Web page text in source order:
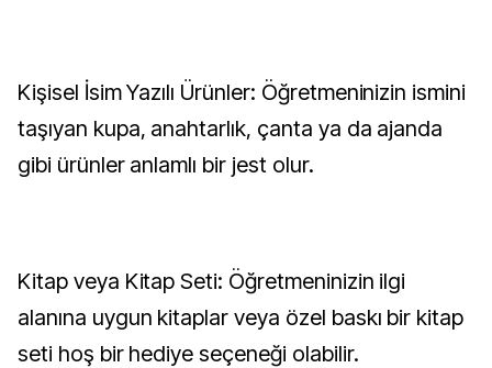
Kişisel İsim Yazılı Ürünler: Öğretmeninizin ismini
taşıyan kupa, anahtarlık, çanta ya da ajanda
gibi ürünler anlamlı bir jest olur.
Kitap veya Kitap Seti: Öğretmeninizin ilgi
alanına uygun kitaplar veya özel baskı bir kitap
seti hoş bir hediye seçeneği olabilir.